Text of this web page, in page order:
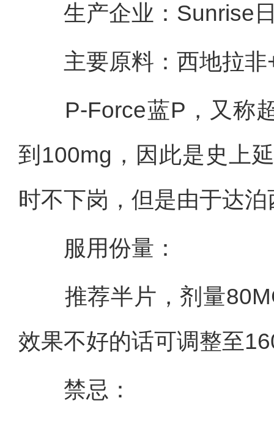
生产企业：Sunrise
主要原料：西地拉非
P-Force蓝P，又称超
到100mg，因此是史上
时不下岗，但是由于达
服用份量：
推荐半片，剂量
效果不好的话可调整至
禁忌：